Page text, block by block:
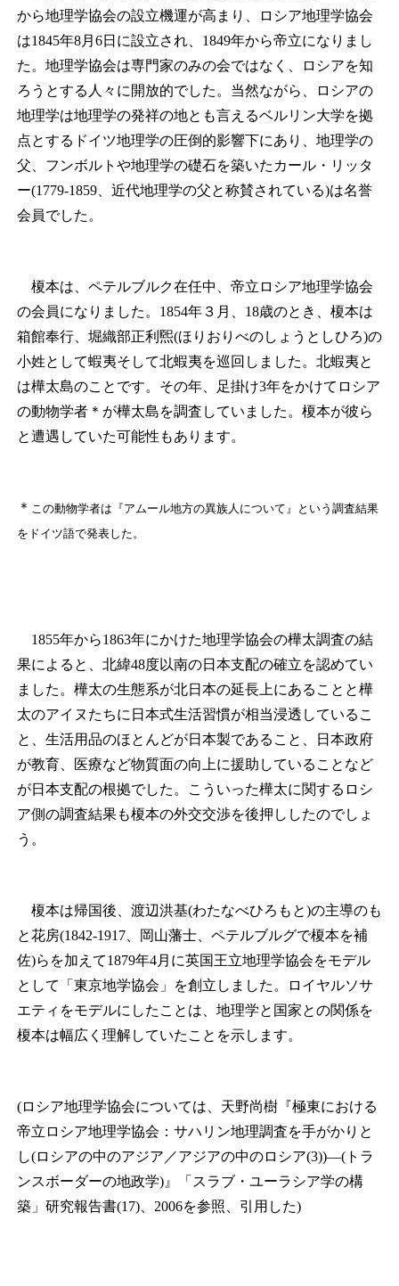
から地理学協会の設立機運が高まり、ロシア地理学協会
は1845年8月6日に設立され、1849年から帝立になりまし
た。地理学協会は専門家のみの会ではなく、ロシアを知
ろうとする人々に開放的でした。当然ながら、ロシアの
地理学は地理学の発祥の地とも言えるベルリン大学を拠
点とするドイツ地理学の圧倒的影響下にあり、地理学の
父、フンボルトや地理学の礎石を築いたカール・リッタ
ー(1779-1859、近代地理学の父と称賛されている)は名誉
会員でした。
榎本は、ペテルブルク在任中、帝立ロシア地理学協会
の会員になりました。1854年３月、18歳のとき、榎本は
箱館奉行、堀織部正利煕(ほりおりべのしょうとしひろ)の
小姓として蝦夷そして北蝦夷を巡回しました。北蝦夷と
は樺太島のことです。その年、足掛け3年をかけてロシア
の動物学者＊ が樺太島を調査していました。榎本が彼ら
と遭遇していた可能性もあります。
＊ この動物学者は『アムール地方の異族人について』という調査結果
をドイツ語で発表した。
1855年から1863年にかけた地理学協会の樺太調査の結
果によると、北緯48度以南の日本支配の確立を認めてい
ました。樺太の生態系が北日本の延長上にあることと樺
太のアイヌたちに日本式生活習慣が相当浸透しているこ
と、生活用品のほとんどが日本製であること、日本政府
が教育、医療など物質面の向上に援助していることなど
が日本支配の根拠でした。こういった樺太に関するロシ
ア側の調査結果も榎本の外交交渉を後押ししたのでしょ
う。
榎本は帰国後、渡辺洪基(わたなべひろもと)の主導のも
と花房(1842‐1917、岡山藩士、ペテルブルグで榎本を補
佐)らを加えて1879年4月に英国王立地理学協会をモデル
として「東京地学協会」を創立しました。ロイヤルソサ
エティをモデルにしたことは、地理学と国家との関係を
榎本は幅広く理解していたことを示します。
(ロシア地理学協会については、天野尚樹『極東における
帝立ロシア地理学協会：サハリン地理調査を手がかりと
し(ロシアの中のアジア／アジアの中のロシア(3))—(トラ
ンスボーダーの地政学)』「スラブ・ユーラシア学の構
築」研究報告書(17)、2006を参照、引用した)